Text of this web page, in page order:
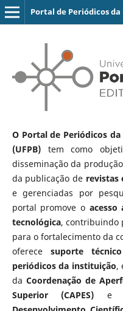
Portal de Periódicos da
O Portal de Periódicos
(UFPB)tem como
disseminação da
da publicação de revistas
e gerenciadas por
portal promove o
tecnológica, contribuindo
para o fortalecimento da
oferece suporte
periódicos da instituição,
da Coordenação de
Superior (CAPES) e